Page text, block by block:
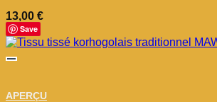
13,00 €
Save
APERÇU